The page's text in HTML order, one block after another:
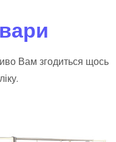
Вам згодиться щось